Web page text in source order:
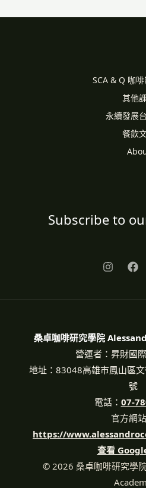
SCA & Q 咖
其他
永續發展
餐飲
Subscribe to
桑卓咖啡研究學院
營運者：昇財國
地址：83048高雄市鳳山區
號
電話： 07-
官方網站
https://
查看
© 2026 桑卓咖啡研究學